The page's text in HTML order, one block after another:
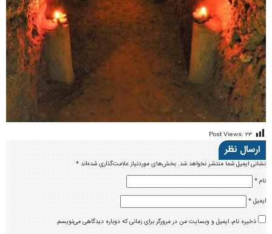
Post Views: ۲۳
ارسال نظر
نشانی ایمیل شما منتشر نخواهد شد.بخش‌های موردنیاز علامت‌گذاری شده‌اند*
نام*
ایمیل*
ذخیره نام، ایمیل و وبسایت من در مرورگر برای زمانی که دوباره دیدگاهی می‌نویسم.